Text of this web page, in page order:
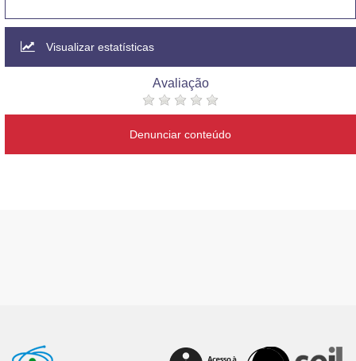
Visualizar estatísticas
Avaliação
Denunciar conteúdo